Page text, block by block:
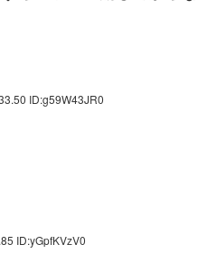
ID:g59W43JR0
ID:yGpfKVzV0